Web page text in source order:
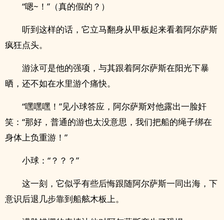
“嗯~！”（真的假的？）
听到这样的话，它立马翻身从甲板起来看着阿尔萨斯
疯狂点头。
游泳可是他的强项，与其跟着阿尔萨斯在阳光下暴
晒，还不如在水里游个痛快。
“嘿嘿嘿！”见小球答应，阿尔萨斯对他露出一脸奸
笑：“那好，普通的游也太没意思，我们把船的绳子绑在
身体上负重游！”
小球：“？？？”
这一刻，它似乎有些后悔跟随阿尔萨斯一同出海，下
意识后退几步靠到船舷木板上。